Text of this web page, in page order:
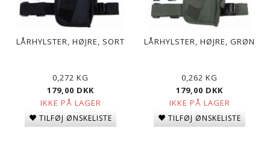
LÅRHYLSTER, HØJRE, SORT
0,272 KG
179,00 DKK
IKKE PÅ LAGER
TILFØJ ØNSKELISTE
LÅRHYLSTER, HØJRE, GRØN
0,262 KG
179,00 DKK
IKKE PÅ LAGER
TILFØJ ØNSKELISTE